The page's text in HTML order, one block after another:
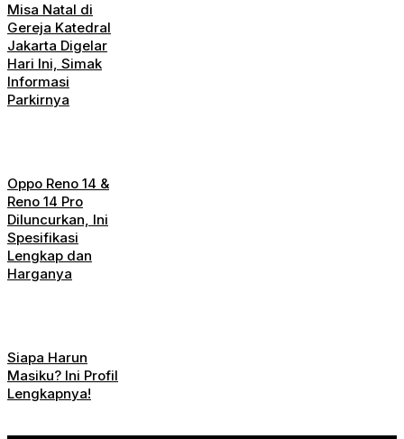
Misa Natal di
Gereja Katedral
Jakarta Digelar
Hari Ini, Simak
Informasi
Parkirnya
Oppo Reno 14 &
Reno 14 Pro
Diluncurkan, Ini
Spesifikasi
Lengkap dan
Harganya
Siapa Harun
Masiku? Ini Profil
Lengkapnya!